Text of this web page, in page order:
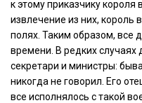
к этому приказчику
извлечение из них, король
полях. Таким образом, все
времени. В редких случаях
секретари и министры:
никогда не говорил. Его
все исполнялось с такой